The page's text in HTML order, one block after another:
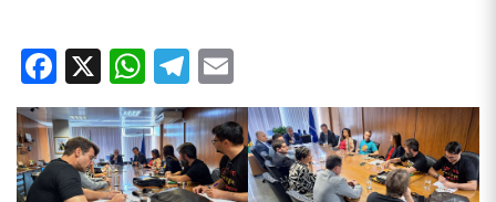
Facebook
X WhatsApp
Telegram